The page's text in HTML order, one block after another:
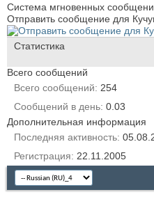
Система мгновенных
Отправить сообщение для
Статистика
Всего сообщений
Всего сообщений
254
Сообщений в день 0.03
Дополнительная информация
Последняя активность
Регистрация
22.11.2005